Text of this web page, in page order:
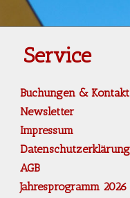
Service
Buchungen & Kontakt
Newsletter
Impressum
Datenschutzerklärung
AGB
Jahresprogramm 2026